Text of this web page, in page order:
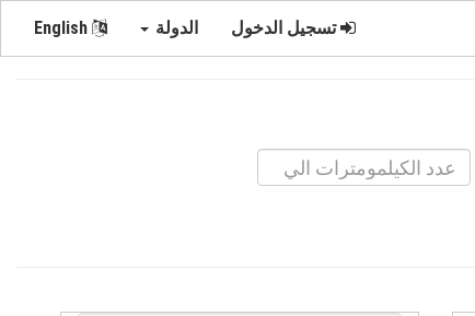
تسجيل الدخول الدولة